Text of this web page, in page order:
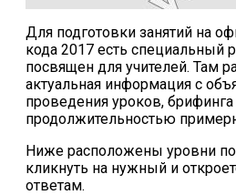
Для подготовки занятий на
кода 2017 есть специальный
посвящен для учителей. Там
актуальная информация с
проведения уроков,
продолжительностью
Ниже расположены уровни по
кликнуть на нужный и
ответам.